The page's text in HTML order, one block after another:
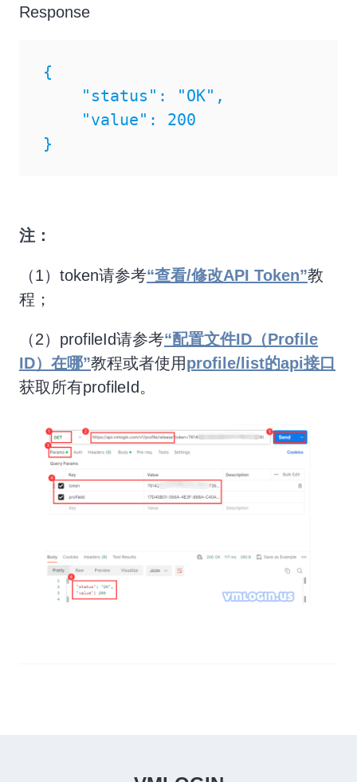
Response
{
}
注：
（1）token请参考“查看/修改API Token”教
程；
（2）profileId请参考“配置文件ID（Profile
ID）在哪”教程或者使用profile/list的api接口
获取所有profileId。